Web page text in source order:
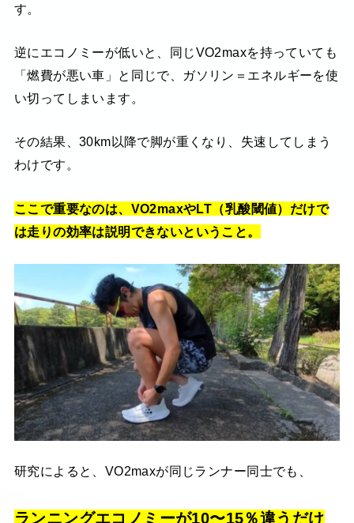
す。
逆にエコノミーが低いと、同じVO2maxを持っていても
「燃費が悪い車」と同じで、ガソリン＝エネルギーを使
い切ってしまいます。
その結果、30km以降で脚が重くなり、失速してしまう
わけです。
ここで重要なのは、VO2maxやLT（乳酸閾値）だけで
は走りの効率は説明できないということ。
研究によると、VO2maxが同じランナー同士でも、
ランニングエコノミーが10〜15％違うだけ